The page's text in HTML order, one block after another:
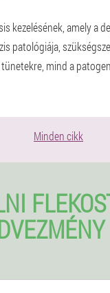
kezelésének, amely a
patológiája,
mind a
Minden cikk